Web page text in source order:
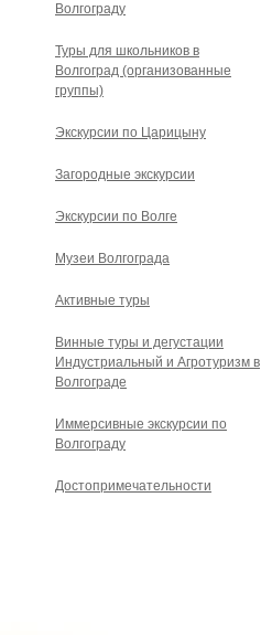
Волгограду
Туры для школьников в
Волгоград (организованные
группы)
Экскурсии по Царицыну
Загородные экскурсии
Экскурсии по Волге
Музеи Волгограда
Активные туры
Винные туры и дегустации
Индустриальный и Агротуризм в
Волгограде
Иммерсивные экскурсии по
Волгограду
Достопримечательности